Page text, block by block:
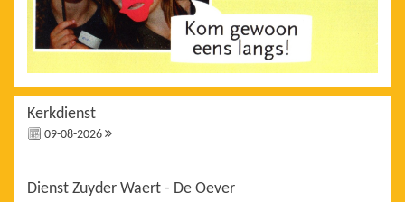
Kerkdienst
09-08-2026
Dienst Zuyder Waert - De Oever